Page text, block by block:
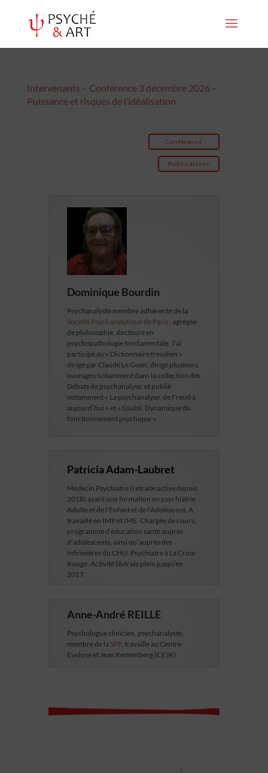
Intervenants – Conférence 3 décembre 2026 –
Puissance et risques de l’idéalisation
Conférence
Publications
Dominique Bourdin
Psychanalyste membre adhérente de la
Société Psychanalytique de Paris, agrégée
de philosophie, docteure en
psychopathologie fondamentale. J’ai
participé au « Dictionnaire freudien »
dirigé par Claude Le Guen, dirigé plusieurs
ouvrages notamment dans la collection des
Débats de psychanalyse, et publié
notamment « La psychanalyse, de Freud à
aujourd’hui » et « L’oubli. Dynamique du
fonctionnement psychique ».
Patricia Adam-Laubret
Médecin Psychiatre (retraite active depuis
2018) ayant une formation en psychiatrie
Adulte et de l’Enfant et de l’Adolescent. A
travaillé en IMP et IME. Chargée de cours,
programme d’éducation santé auprès
d’adolescents, ainsi qu’auprès des
infirmières du CHU. Psychiatre à La Croix
Rouge. Activité libérale plein jusqu’en
2017.
Anne-André REILLE
Psychologue clinicien, psychanalyste,
membre de la SPP, travaille au Centre
Evelyne et Jean Kestemberg (CEJK)